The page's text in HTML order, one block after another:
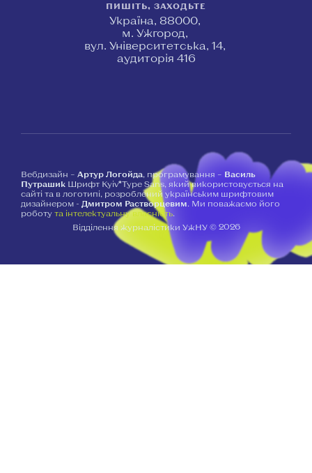
ПИШІТЬ, ЗАХОДЬТЕ
Україна, 88000,
м. Ужгород,
вул. Університетська, 14,
аудиторія 416
Вебдизайн – Артур Логойда, програмування – Василь
Путрашик Шрифт Kyiv*Type Sans, який використовується на
сайті та в логотипі, розроблений українським шрифтовим
дизайнером - Дмитром Растворцевим. Ми поважаємо його
роботу та інтелектуальну власність.
Відділення журналістики УжНУ © 2026